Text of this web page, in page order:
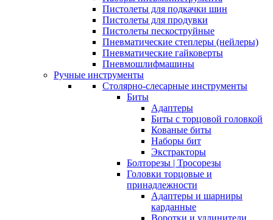
Пистолеты для подкачки шин
Пистолеты для продувки
Пистолеты пескоструйные
Пневматические степлеры (нейлеры)
Пневматические гайковерты
Пневмошлифмашины
Ручные инструменты
Столярно-слесарные инструменты
Биты
Адаптеры
Биты с торцовой головкой
Кованые биты
Наборы бит
Экстракторы
Болторезы | Тросорезы
Головки торцовые и
принадлежности
Адаптеры и шарниры
карданные
Воротки и удлинители